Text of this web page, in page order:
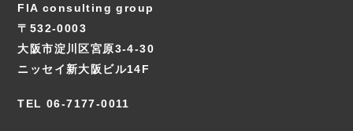
FIA consulting group
〒532-0003
大阪市淀川区宮原3-4-30
ニッセイ新大阪ビル14F
TEL 06-7177-0011